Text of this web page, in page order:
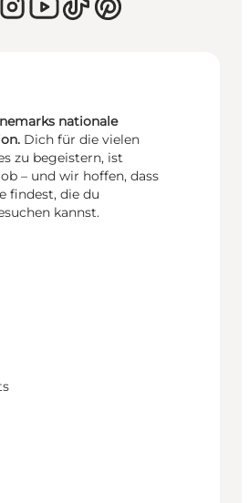
nationale
Dich für die vielen
zu begeistern, ist
– und wir hoffen, dass
findest, die du
kannst.